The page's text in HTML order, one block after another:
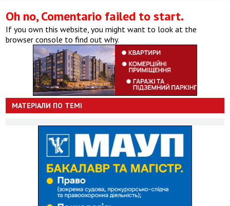
Oh no, Comentario failed to start.
If you own this website, you might want to look at the
browser console to find out why.
МАТЕРІАЛИ ПО ТЕМІ